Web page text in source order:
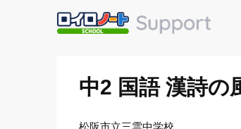
中2 国語 漢詩の
松阪市立三雲中学校